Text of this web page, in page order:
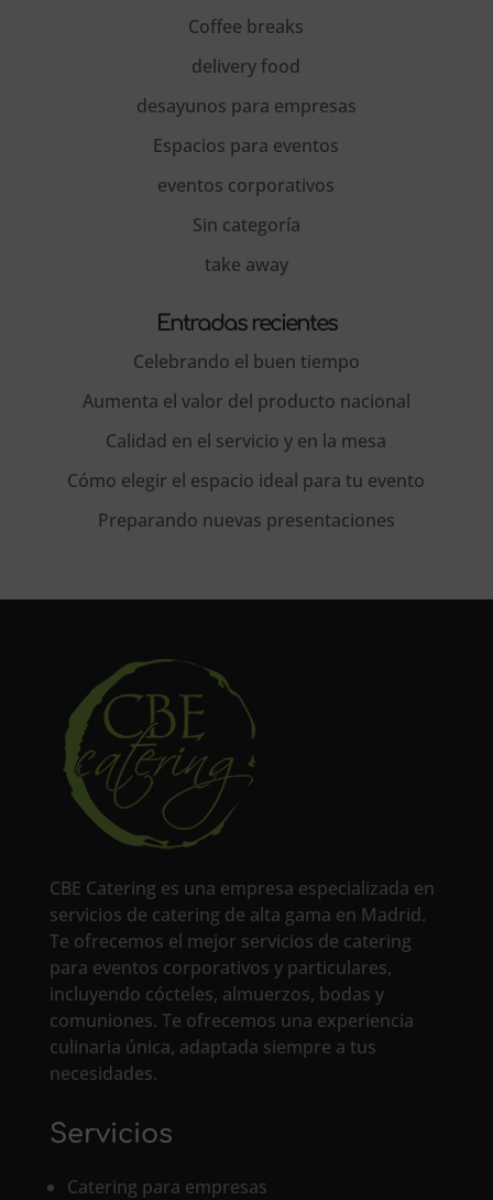
Coffee breaks
delivery food
desayunos para empresas
Espacios para eventos
eventos corporativos
Sin categoría
take away
Entradas recientes
Celebrando el buen tiempo
Aumenta el valor del producto nacional
Calidad en el servicio y en la mesa
Cómo elegir el espacio ideal para tu evento
Preparando nuevas presentaciones
CBE Catering es una empresa especializada en
servicios de catering de alta gama en Madrid.
Te ofrecemos el mejor servicios de catering
para eventos corporativos y particulares,
incluyendo cócteles, almuerzos, bodas y
comuniones. Te ofrecemos una experiencia
culinaria única, adaptada siempre a tus
necesidades.
Servicios
Catering para empresas